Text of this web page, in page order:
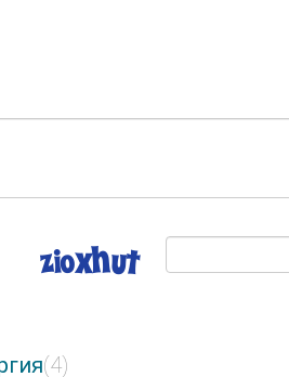
Вам разумные цены, высокое
любых объемах заказов на такие
(4)